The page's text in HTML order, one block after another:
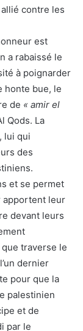
contre les
est
a rabaissé le
à poignarder
honte bue, le
de « amir el
Qods. La
lui qui
des
et se permet
apportent leur
devant leurs
traverse le
dernier
pour que la
palestinien
et de
par le